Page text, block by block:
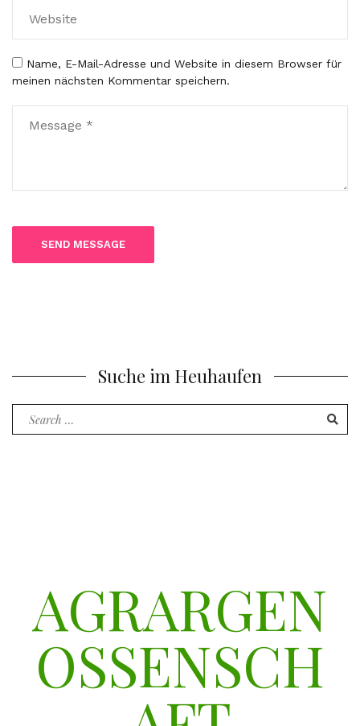
Name, E-Mail-Adresse und Website in diesem Browser für
meinen nächsten Kommentar speichern.
Suche im Heuhaufen
AGRARGEN
OSSENSCH